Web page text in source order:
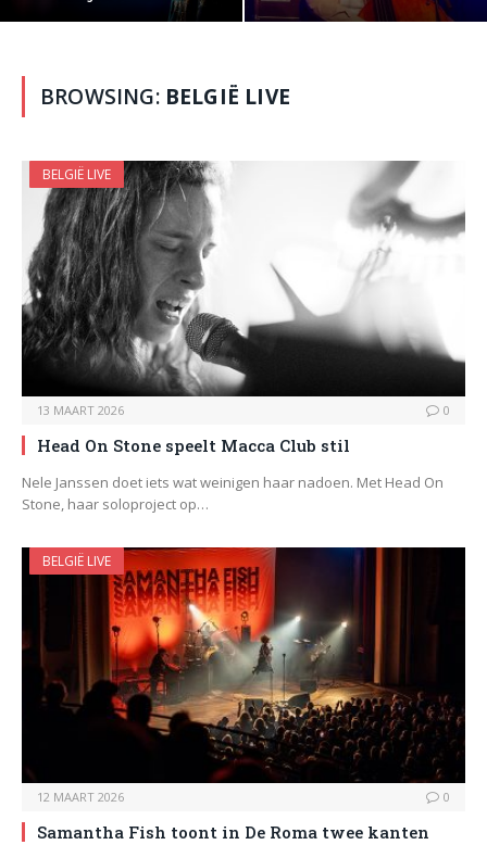
BROWSING: BELGIË LIVE
BELGIË LIVE
13 MAART 2026 0
Head On Stone speelt Macca Club stil
Nele Janssen doet iets wat weinigen haar nadoen. Met Head On
Stone, haar soloproject op…
BELGIË LIVE
12 MAART 2026 0
Samantha Fish toont in De Roma twee kanten